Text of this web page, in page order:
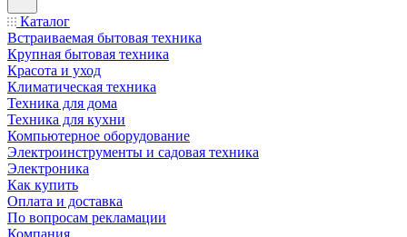
Каталог
Встраиваемая бытовая техника
Крупная бытовая техника
Красота и уход
Климатическая техника
Техника для дома
Техника для кухни
Компьютерное оборудование
Электроинструменты и садовая техника
Электроника
Как купить
Оплата и доставка
По вопросам рекламации
Компания